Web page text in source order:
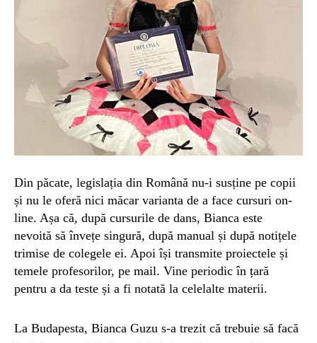
Din păcate, legislația din Română nu-i susține pe copii
și nu le oferă nici măcar varianta de a face cursuri on-
line. Așa că, după cursurile de dans, Bianca este
nevoită să învețe singură, după manual și după notițele
trimise de colegele ei. Apoi își transmite proiectele și
temele profesorilor, pe mail. Vine periodic în țară
pentru a da teste și a fi notată la celelalte materii.
La Budapesta, Bianca Guzu s-a trezit că trebuie să facă